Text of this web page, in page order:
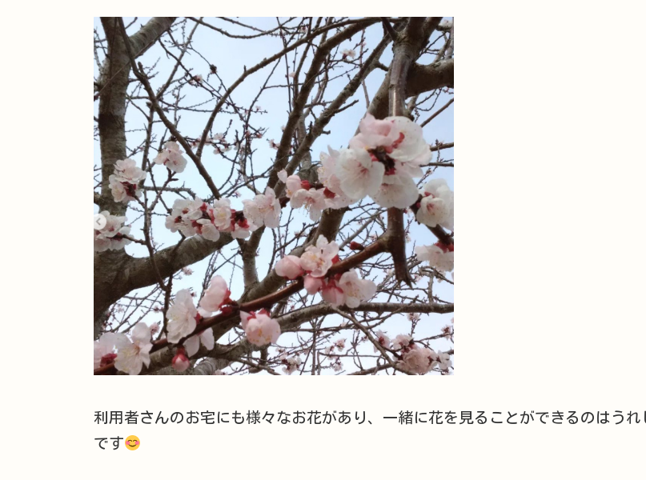
利用者さんのお宅にも様々なお花があり、一緒に花を見ることができるのはうれ
です